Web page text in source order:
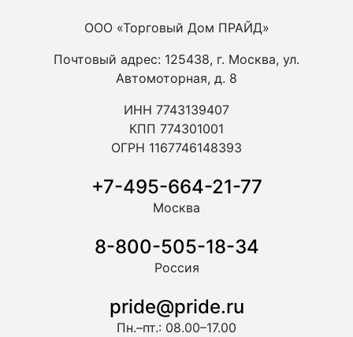
ООО «Торговый Дом ПРАЙД»
Почтовый адрес: 125438, г. Москва, ул.
Автомоторная, д. 8
ИНН 7743139407
КПП 774301001
ОГРН 1167746148393
+7-495-664-21-77
Москва
8-800-505-18-34
Россия
pride@pride.ru
Пн.–пт.: 08.00–17.00